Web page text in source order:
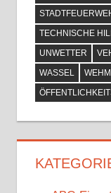
TECHNISCHE
UNWETTER
WASSEL